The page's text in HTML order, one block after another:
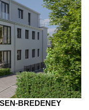
BREDENEY